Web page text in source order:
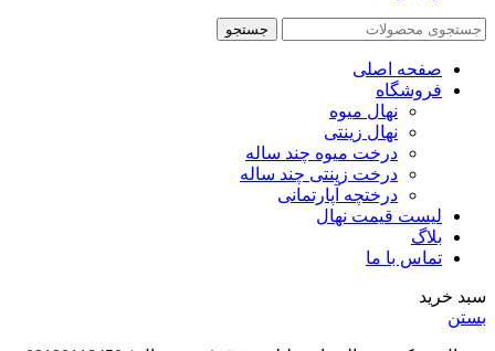
جستجو
صفحه اصلی
فروشگاه
نهال میوه
نهال زینتی
درخت میوه چند ساله
درخت زینتی چند ساله
درختچه آپارتمانی
لیست قیمت نهال
بلاگ
تماس با ما
سبد خرید
بستن